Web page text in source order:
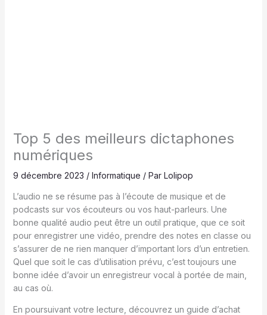
Top 5 des meilleurs dictaphones
numériques
9 décembre 2023 / Informatique / Par Lolipop
L’audio ne se résume pas à l’écoute de musique et de
podcasts sur vos écouteurs ou vos haut-parleurs. Une
bonne qualité audio peut être un outil pratique, que ce soit
pour enregistrer une vidéo, prendre des notes en classe ou
s’assurer de ne rien manquer d’important lors d’un entretien.
Quel que soit le cas d’utilisation prévu, c’est toujours une
bonne idée d’avoir un enregistreur vocal à portée de main,
au cas où.
En poursuivant votre lecture, découvrez un guide d’achat